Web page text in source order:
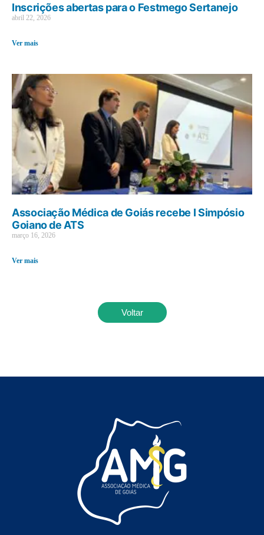
Inscrições abertas para o Festmego Sertanejo
abril 22, 2026
Ver mais
Associação Médica de Goiás recebe I Simpósio
Goiano de ATS
março 16, 2026
Ver mais
Voltar